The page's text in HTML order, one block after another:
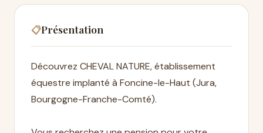
📋Présentation
Découvrez CHEVAL NATURE, établissement
équestre implanté à Foncine-le-Haut (Jura,
Bourgogne-Franche-Comté).